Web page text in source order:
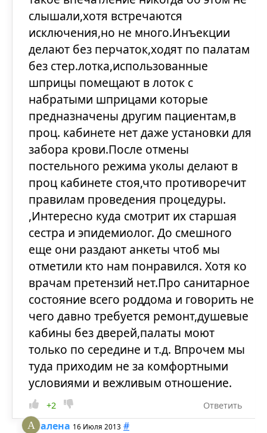
слышали,хотя встречаются
исключения,но не много.Инъекции
делают без перчаток,ходят по палатам
без стер.лотка,использованные
шприцы помещают в лоток с
набратыми шприцами которые
предназначены другим пациентам,в
проц. кабинете нет даже установки для
забора крови.После отмены
постельного режима уколы делают в
проц кабинете стоя,что противоречит
правилам проведения процедуры.
,Интересно куда смотрит их старшая
сестра и эпидемиолог. До смешного
еще они раздают анкеты чтоб мы
отметили кто нам понравился. Хотя ко
врачам претензий нет.Про санитарное
состояние всего роддома и говорить не
чего давно требуется ремонт,душевые
кабины без дверей,палаты моют
только по середине и т.д. Впрочем мы
туда приходим не за комфортными
условиями и вежливым отношение.
+2 Ответить
алена 16 Июля 2013 #